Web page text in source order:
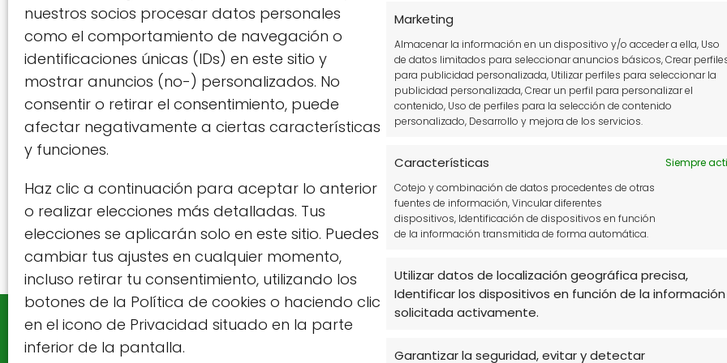
nuestros socios procesar datos personales
como el comportamiento de navegación o
identificaciones únicas (IDs) en este sitio y
mostrar anuncios (no-) personalizados. No
consentir o retirar el consentimiento, puede
afectar negativamente a ciertas características
y funciones.
Haz clic a continuación para aceptar lo anterior
o realizar elecciones más detalladas. Tus
elecciones se aplicarán solo en este sitio. Puedes
cambiar tus ajustes en cualquier momento,
incluso retirar tu consentimiento, utilizando los
botones de la Política de cookies o haciendo clic
en el icono de Privacidad situado en la parte
inferior de la pantalla.
Marketing
Almacenar la información en un dispositivo y/o acceder a ella, Uso
de datos limitados para seleccionar anuncios básicos, Crear
para publicidad personalizada, Utilizar perfiles para seleccionar la
publicidad personalizada, Crear un perfil para personalizar el
contenido, Uso de perfiles para la selección de contenido
personalizado, Desarrollo y mejora de los servicios.
Características
Siempre
Cotejo y combinación de datos procedentes de otras
fuentes de información, Vincular diferentes
dispositivos, Identificación de dispositivos en función
de la información transmitida de forma automática.
Utilizar datos de localización geográfica precisa,
Identificar los dispositivos en función de la información
solicitada activamente.
Garantizar la seguridad, evitar y detectar
Cómo hacer un
compostador
casero: Guía
Completa para un
huerto sostenible
3 4 »
Aviso Legal / Imprint
Descargo de responsabilidad de Afiliados